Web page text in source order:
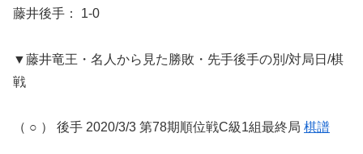
藤井後手： 1-0
▼藤井竜王・名人から見た勝敗・先手後手の別/対局日/棋
戦
（ ○ ） 後手 2020/3/3 第78期順位戦C級1組最終局 棋譜